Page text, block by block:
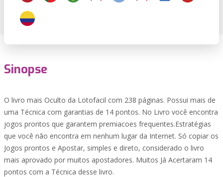
Sinopse
O livro mais Oculto da Lotofacil com 238 páginas. Possui mais de
uma Técnica com garantias de 14 pontos. No Livro você encontra
jogos prontos que garantem premiacoes frequentes.Estratégias
que você não encontra em nenhum lugar da Internet. Só copiar os
Jogos prontos e Apostar, simples e direto, considerado o livro
mais aprovado por muitos apostadores. Muitos Já Acertaram 14
pontos com a Técnica desse livro.